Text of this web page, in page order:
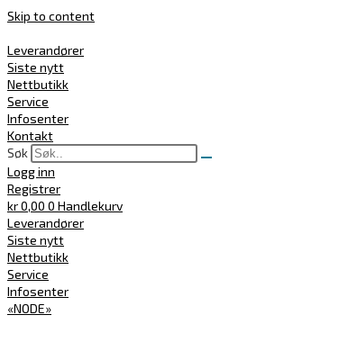
Skip to content
Leverandører
Siste nytt
Nettbutikk
Service
Infosenter
Kontakt
Søk
Logg inn
Registrer
kr0,00 0 Handlekurv
Leverandører
Siste nytt
Nettbutikk
Service
Infosenter
«NODE»